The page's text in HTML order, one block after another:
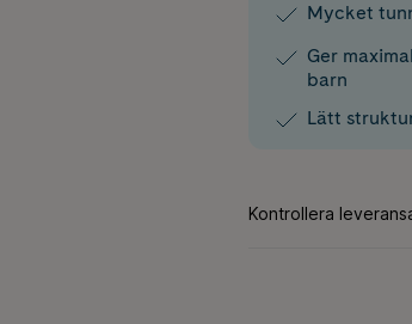
Mycket
Ger
barn
Lätt